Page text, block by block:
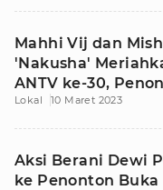
Mahhi Vij dan
'Nakusha'
ANTV ke-30,
Lokal 10 Maret 2023
Aksi Berani Dewi
ke Penonton Buka